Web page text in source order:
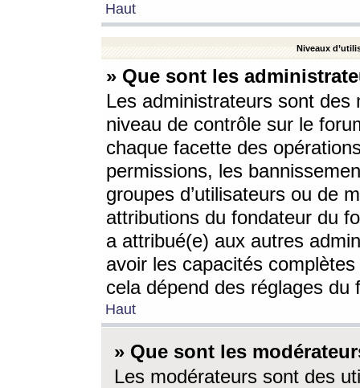
Haut
Niveaux
» Que sont les
Les administrateurs sont
niveau de contrôle sur le
chaque facette des
permissions, les
groupes d’utilisateurs ou de
attributions du fondateur du
a attribué(e) aux autres
avoir les capacités
cela dépend des réglages du
Haut
» Que sont les
Les modérateurs sont des